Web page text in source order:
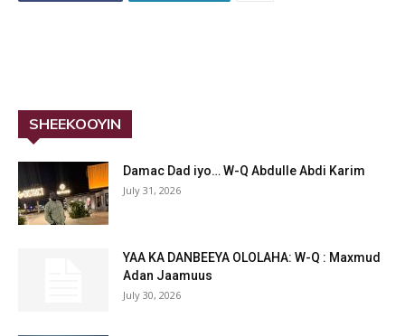
SHEEKOOYIN
Damac Dad iyo… W-Q Abdulle Abdi Karim
July 31, 2026
YAA KA DANBEEYA OLOLAHA: W-Q : Maxmud
Adan Jaamuus
July 30, 2026